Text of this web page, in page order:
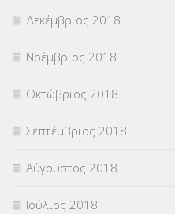
Δεκέμβριος 2018
Νοέμβριος 2018
Οκτώβριος 2018
Σεπτέμβριος 2018
Αύγουστος 2018
Ιούλιος 2018